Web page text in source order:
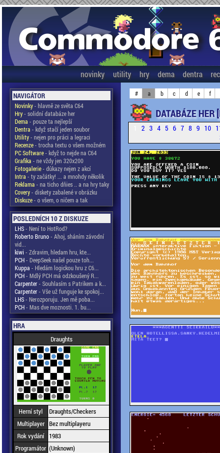
novinky utility hry dema dentra
NAVIGÁTOR
Novinky- hlavně ze světa C64
Hry- solidní databáze her
Dema - pouze ta nejlepší
Dentra - když stačí jeden soubor
Utility- nejen pro práci a legraci
Recenze- trocha textu o všem možném
PC Software- když to nejde na C64
Grafika - ne vždy jen 320x200
Fotogalerie- důkazy nejen z akcí
Intra - ty začátky! ... a mnohdy několik
Reklama - na ticho dňies .. a na hry taky
Covery- diskety zabalené v obrázku
Diskuze- o všem, o ničem a tak
POSLEDNÍCH 10 Z DISKUZE
LHS- Není to HotRod?
Roberto Bruno- Ahoj, sháním závodní
vid...
kiwi - Zdravim, hledam hru, kte...
PCH- DeepSeek našel pouze toh...
Kuppa - Hledám logickou hru z C6...
PCH- Mdlý PCH má odzkoušený R...
Carpenter- Souhlasím s Patrikem a k...
Carpenter- Vše už funguje ke spokoj...
LHS- Nerozporuju. Jen mě poba...
PCH- Mas dve moznosti. 1. bu...
HRA
Draughts
Herní styl
Draughts/Checkers
Multiplayer Bez multiplayeru
Rok vydání
1983
Programátor (Unknown)
# a b c d e f
DATABÁZE
2 3 4 5 6 7 8 9 10